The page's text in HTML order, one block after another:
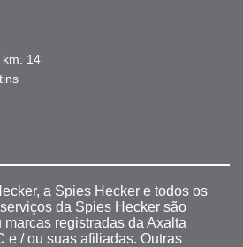
km. 14
a Spies Hecker e todos os
da Spies Hecker são
registradas da Axalta
e / ou suas afiliadas. Outras